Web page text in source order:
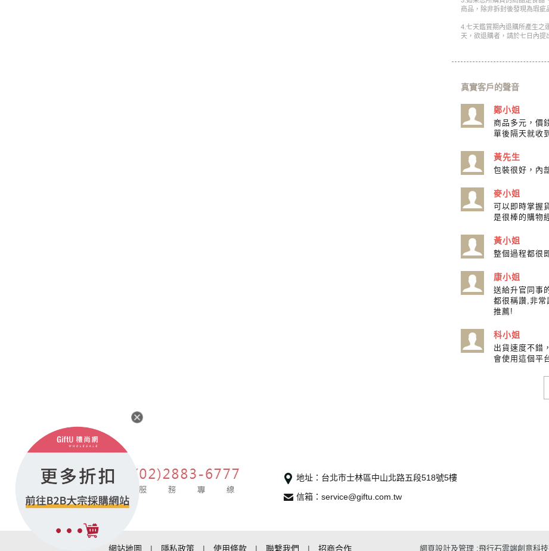
商品，除非拆封後發現為瑕疵
4.七天鑑賞期內退購所產生之
天，欲退購者，請於七日內提
真實客戶的聲音
鄭小姐
商品多元，價
單後隔天就收
黃先生
包裝很好，內
麥小姐
可以即時掌握
是很棒的購物
黃小姐
整個過程都很
康小姐
送給升官同事
都很稱讚,非常
推薦!
科小姐
出貨速度不錯
會使用這個平
地址：台北市士林區中山北路五段518號5樓
信箱：service@giftu.com.tw
網站地圖 | 隱私政策 | 使用條款 | 聯繫我們 | 招商合作 網頁設計及管理 :飛行石雲端創意科